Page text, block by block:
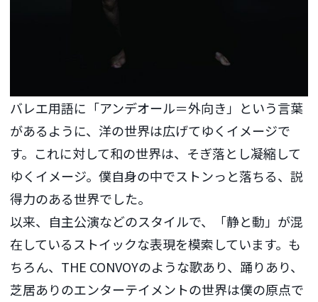
バレエ用語に「アンデオール＝外向き」という言葉
があるように、洋の世界は広げてゆくイメージで
す。これに対して和の世界は、そぎ落とし凝縮して
ゆくイメージ。僕自身の中でストンっと落ちる、説
得力のある世界でした。
以来、自主公演などのスタイルで、「静と動」が混
在しているストイックな表現を模索しています。も
ちろん、THE CONVOYのような歌あり、踊りあり、
芝居ありのエンターテイメントの世界は僕の原点で